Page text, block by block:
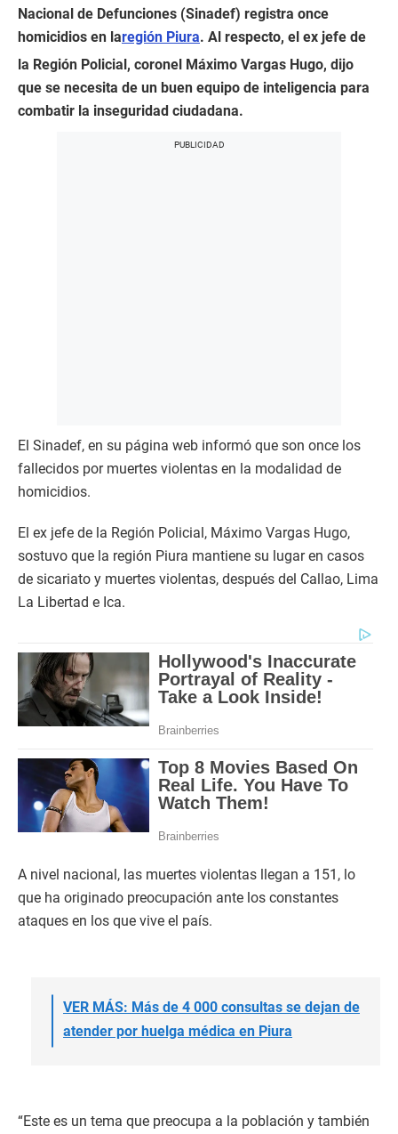
Nacional de Defunciones (Sinadef) registra once
homicidios en laregión Piura. Al respecto, el ex jefe de
la Región Policial, coronel Máximo Vargas Hugo, dijo
que se necesita de un buen equipo de inteligencia para
combatir la inseguridad ciudadana.
El Sinadef, en su página web informó que son once los
fallecidos por muertes violentas en la modalidad de
homicidios.
El ex jefe de la Región Policial, Máximo Vargas Hugo,
sostuvo que la región Piura mantiene su lugar en casos
de sicariato y muertes violentas, después del Callao, Lima
La Libertad e Ica.
A nivel nacional, las muertes violentas llegan a 151, lo
que ha originado preocupación ante los constantes
ataques en los que vive el país.
VER MÁS: Más de 4 000 consultas se dejan de
atender por huelga médica en Piura
“Este es un tema que preocupa a la población y también